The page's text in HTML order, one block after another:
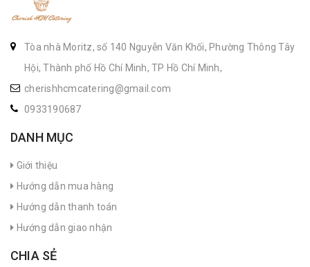
Tòa nhà Moritz, số 140 Nguyễn Văn Khối, Phường Thông Tây
Hội, Thành phố Hồ Chí Minh, TP Hồ Chí Minh,
cherishhcmcatering@gmail.com
0933190687
DANH MỤC
Giới thiệu
Hướng dẫn mua hàng
Hướng dẫn thanh toán
Hướng dẫn giao nhận
CHIA SẺ